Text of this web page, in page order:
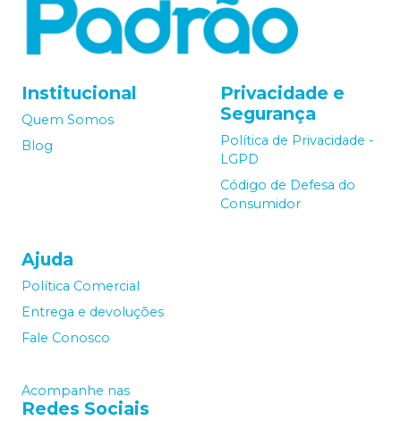
Institucional
Quem Somos
Blog
Privacidade e
Segurança
Política de Privacidade -
LGPD
Código de Defesa do
Consumidor
Ajuda
Política Comercial
Entrega e devoluções
Fale Conosco
Acompanhe nas
Redes Sociais